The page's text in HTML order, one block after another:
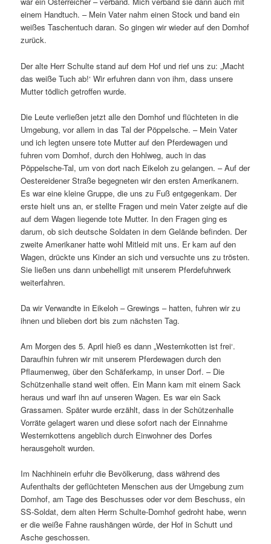
einem Handtuch. – Mein Vater nahm einen Stock und band ein
weißes Taschentuch daran. So gingen wir wieder auf den Domhof
zurück.
Der alte Herr Schulte stand auf dem Hof und rief uns zu: „Macht
das weiße Tuch ab!‘ Wir erfuhren dann von ihm, dass unsere
Mutter tödlich getroffen wurde.
Die Leute verließen jetzt alle den Domhof und flüchteten in die
Umgebung, vor allem in das Tal der Pöppelsche. – Mein Vater
und ich legten unsere tote Mutter auf den Pferdewagen und
fuhren vom Domhof, durch den Hohlweg, auch in das
Pöppelsche-Tal, um von dort nach Eikeloh zu gelangen. – Auf der
Oestereidener Straße begegneten wir den ersten Amerikanern.
Es war eine kleine Gruppe, die uns zu Fuß entgegenkam. Der
erste hielt uns an, er stellte Fragen und mein Vater zeigte auf die
auf dem Wagen liegende tote Mutter. In den Fragen ging es
darum, ob sich deutsche Soldaten in dem Gelände befinden. Der
zweite Amerikaner hatte wohl Mitleid mit uns. Er kam auf den
Wagen, drückte uns Kinder an sich und versuchte uns zu trösten.
Sie ließen uns dann unbehelligt mit unserem Pferdefuhrwerk
weiterfahren.
Da wir Verwandte in Eikeloh – Grewings – hatten, fuhren wir zu
ihnen und blieben dort bis zum nächsten Tag.
Am Morgen des 5. April hieß es dann „Westernkotten ist frei‘.
Daraufhin fuhren wir mit unserem Pferdewagen durch den
Pflaumenweg, über den Schäferkamp, in unser Dorf. – Die
Schützenhalle stand weit offen. Ein Mann kam mit einem Sack
heraus und warf ihn auf unseren Wagen. Es war ein Sack
Grassamen. Später wurde erzählt, dass in der Schützenhalle
Vorräte gelagert waren und diese sofort nach der Einnahme
Westernkottens angeblich durch Einwohner des Dorfes
herausgeholt wurden.
Im Nachhinein erfuhr die Bevölkerung, dass während des
Aufenthalts der geflüchteten Menschen aus der Umgebung zum
Domhof, am Tage des Beschusses oder vor dem Beschuss, ein
SS-Soldat, dem alten Herrn Schulte-Domhof gedroht habe, wenn
er die weiße Fahne raushängen würde, der Hof in Schutt und
Asche geschossen.